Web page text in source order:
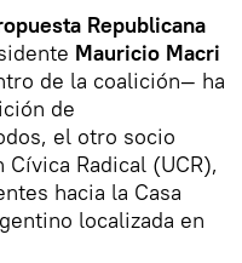
Republicana
Mauricio Macri
de la coalición— ha
de
el otro socio
Radical (UCR),
hacia la Casa
localizada en